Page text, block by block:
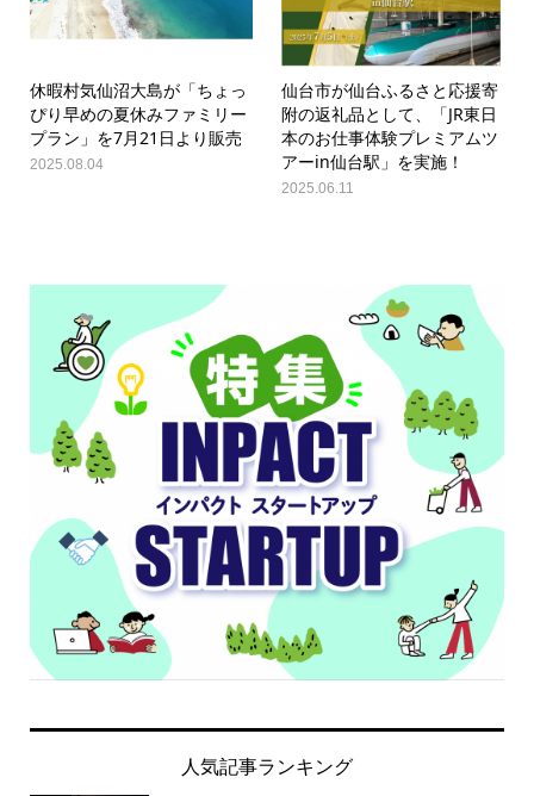
休暇村気仙沼大島が「ちょっ
ぴり早めの夏休みファミリー
プラン」を7月21日より販売
2025.08.04
仙台市が仙台ふるさと応援寄
附の返礼品として、「JR東日
本のお仕事体験プレミアムツ
アーin仙台駅」を実施！
2025.06.11
人気記事ランキング